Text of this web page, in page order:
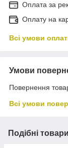
Оплата за
Оплату на
Всі умови
Умови
Повернення
Всі умови
Подібні